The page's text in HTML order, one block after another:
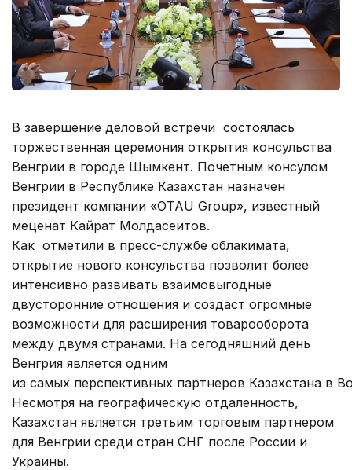
В завершение деловой встречи состоялась
торжественная церемония открытия консульства
Венгрии в городе Шымкент. Почетным консулом
Венгрии в Республике Казахстан назначен
президент компании «OTAU Group», известный
меценат Кайрат Молдасеитов.
Как отметили в пресс-службе облакимата,
открытие нового консульства позволит более
интенсивно развивать взаимовыгодные
двусторонние отношения и создаст огромные
возможности для расширения товарооборота
между двумя странами. На сегодняшний день
Венгрия является одним
из самых перспективных партнеров Казахстана в
Несмотря на географическую отдаленность,
Казахстан является третьим торговым партнером
для Венгрии среди стран СНГ после России и
Украины.